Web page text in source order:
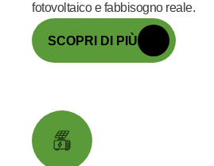
fotovoltaico e fabbisogno reale.
SCOPRI DI PIÙ